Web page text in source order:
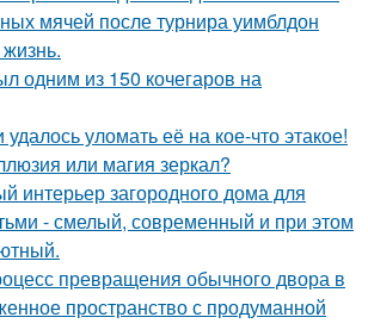
мячей после турнира уимблдон
одним из 150 кочегаров на
удалось уломать её на кое-что этакое!
или магия зеркал?
интерьер загородного дома для
- смелый, современный и при этом
превращения обычного двора в
пространство с продуманной